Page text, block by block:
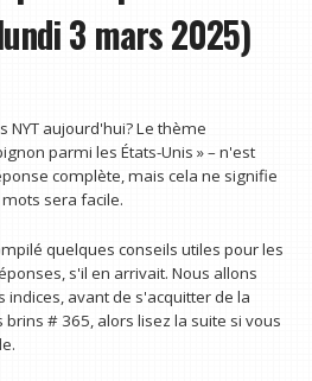
3 mars 2025)
NYT aujourd'hui? Le thème
parmi les États-Unis » – n'est
complète, mais cela ne signifie
sera facile.
quelques conseils utiles pour les
s'il en arrivait. Nous allons
avant de s'acquitter de la
# 365, alors lisez la suite si vous